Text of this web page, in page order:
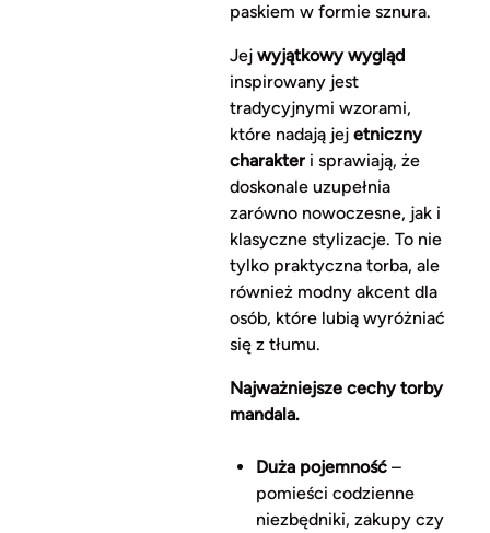
paskiem w formie sznura.
Jej wyjątkowy wygląd
inspirowany jest
tradycyjnymi wzorami,
które nadają jej etniczny
charakteri sprawiają, że
doskonale uzupełnia
zarówno nowoczesne, jak i
klasyczne stylizacje. To nie
tylko praktyczna torba, ale
również modny akcent dla
osób, które lubią wyróżniać
się z tłumu.
Najważniejsze cechy torby
mandala.
Duża pojemność–
pomieści codzienne
niezbędniki, zakupy czy